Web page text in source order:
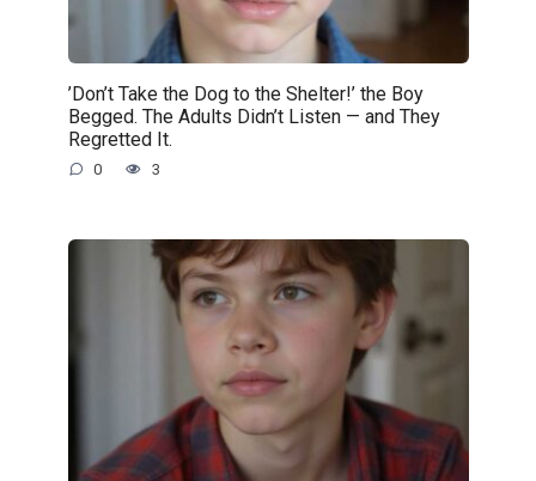
’Don’t Take the Dog to the Shelter!’ the Boy
Begged. The Adults Didn’t Listen — and They
Regretted It.
0 3